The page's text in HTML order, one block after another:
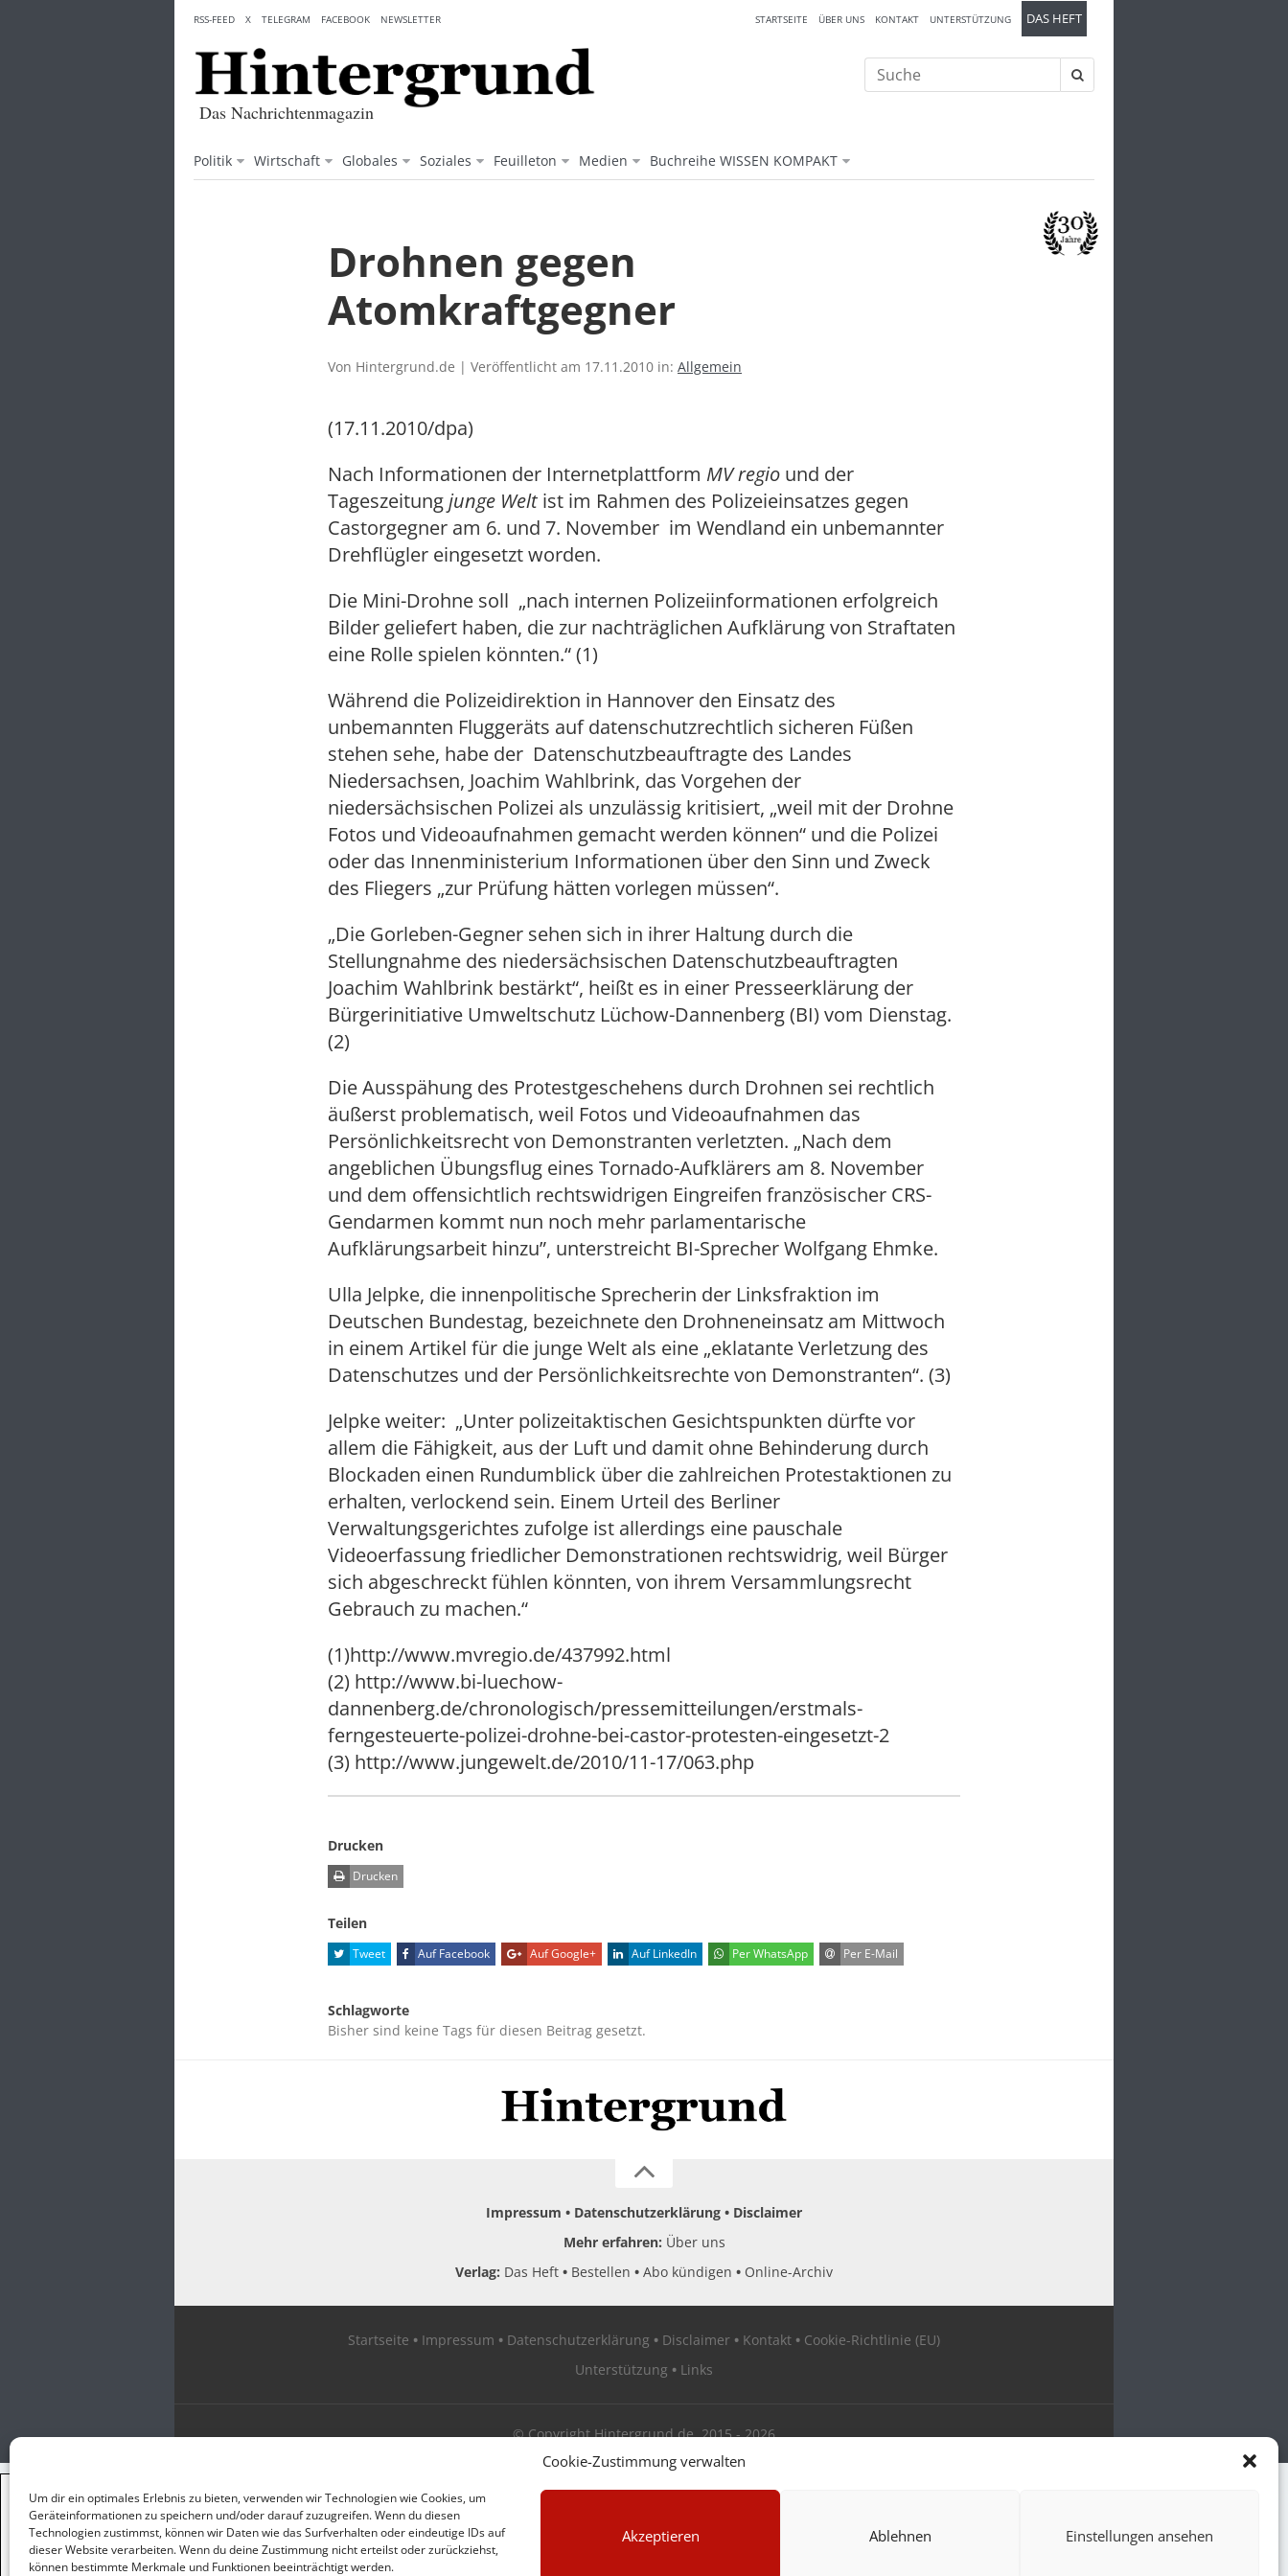
Cookie-Zustimmung verwalten
Um dir ein optimales Erlebnis zu bieten, verwenden wir Technologien wie Cookies, um
Geräteinformationen zu speichern und/oder darauf zuzugreifen. Wenn du diesen
Technologien zustimmst, können wir Daten wie das Surfverhalten oder eindeutige IDs auf
dieser Website verarbeiten. Wenn du deine Zustimmung nicht erteilst oder zurückziehst,
können bestimmte Merkmale und Funktionen beeinträchtigt werden.
Akzeptieren Ablehnen Einstellungen ansehen
content
Das Nachrichtenmagazin
Politik Wirtschaft Globales Soziales Feuilleton Medien Buchreihe WISSEN KOMPAKT
STARTSEITE ÜBER UNS KONTAKT UNTERSTÜTZUNG DAS HEFT
RSS-FEED X TELEGRAM FACEBOOK NEWSLETTER
Suche
nach:
Drohnen gegen
Atomkraftgegner
Von Hintergrund.de | Veröffentlicht am 17.11.2010 in: Allgemein
(17.11.2010/dpa)
Nach Informationen der Internetplattform MV regio und der
Tageszeitungjunge Welt ist im Rahmen des Polizeieinsatzes gegen
Castorgegner am 6. und 7. November im Wendland ein unbemannter
Drehflügler eingesetzt worden.
Die Mini-Drohne soll „nach internen Polizeiinformationen erfolgreich
Bilder geliefert haben, die zur nachträglichen Aufklärung von Straftaten
eine Rolle spielen könnten.“ (1)
Während die Polizeidirektion in Hannover den Einsatz des
unbemannten Fluggeräts auf datenschutzrechtlich sicheren Füßen
stehen sehe, habe der Datenschutzbeauftragte des Landes
Niedersachsen, Joachim Wahlbrink, das Vorgehen der
niedersächsischen Polizei als unzulässig kritisiert, „weil mit der Drohne
Fotos und Videoaufnahmen gemacht werden können“ und die Polizei
oder das Innenministerium Informationen über den Sinn und Zweck
des Fliegers „zur Prüfung hätten vorlegen müssen“.
„Die Gorleben-Gegner sehen sich in ihrer Haltung durch die
Stellungnahme des niedersächsischen Datenschutzbeauftragten
Joachim Wahlbrink bestärkt“, heißt es in einer Presseerklärung der
Bürgerinitiative Umweltschutz Lüchow-Dannenberg (BI) vom Dienstag.
(2)
Die Ausspähung des Protestgeschehens durch Drohnen sei rechtlich
äußerst problematisch, weil Fotos und Videoaufnahmen das
Persönlichkeitsrecht von Demonstranten verletzten. „Nach dem
angeblichen Übungsflug eines Tornado-Aufklärers am 8. November
und dem offensichtlich rechtswidrigen Eingreifen französischer CRS-
Gendarmen kommt nun noch mehr parlamentarische
Aufklärungsarbeit hinzu”, unterstreicht BI-Sprecher Wolfgang Ehmke.
Ulla Jelpke, die innenpolitische Sprecherin der Linksfraktion im
Deutschen Bundestag, bezeichnete den Drohneneinsatz am Mittwoch
in einem Artikel für die junge Welt als eine „eklatante Verletzung des
Datenschutzes und der Persönlichkeitsrechte von Demonstranten“. (3)
Jelpke weiter: „Unter polizeitaktischen Gesichtspunkten dürfte vor
allem die Fähigkeit, aus der Luft und damit ohne Behinderung durch
Blockaden einen Rundumblick über die zahlreichen Protestaktionen zu
erhalten, verlockend sein. Einem Urteil des Berliner
Verwaltungsgerichtes zufolge ist allerdings eine pauschale
Videoerfassung friedlicher Demonstrationen rechtswidrig, weil Bürger
sich abgeschreckt fühlen könnten, von ihrem Versammlungsrecht
Gebrauch zu machen.“
(1)http://www.mvregio.de/437992.html
(2) http://www.bi-luechow-
dannenberg.de/chronologisch/pressemitteilungen/erstmals-
ferngesteuerte-polizei-drohne-bei-castor-protesten-eingesetzt-2
(3) http://www.jungewelt.de/2010/11-17/063.php
Drucken
Drucken
Teilen
Tweet Auf Facebook Auf Google+ Auf LinkedIn Per WhatsApp Per E-Mail
Schlagworte
Bisher sind keine Tags für diesen Beitrag gesetzt.
Impressum Datenschutzerklärung
Disclaimer
Mehr erfahren: Über uns
Verlag: Das Heft Bestellen Abo kündigen Online-Archiv
Startseite Impressum Datenschutzerklärung Disclaimer Kontakt
Cookie-Richtlinie (EU)
Unterstützung
Links
© Copyright Hintergrund.de, 2015 - 2026
Zum Newsletter jetzt kostenlos anmelden
E-Mail
GUTER JOURNALISMUS
KOSTET GELD
×